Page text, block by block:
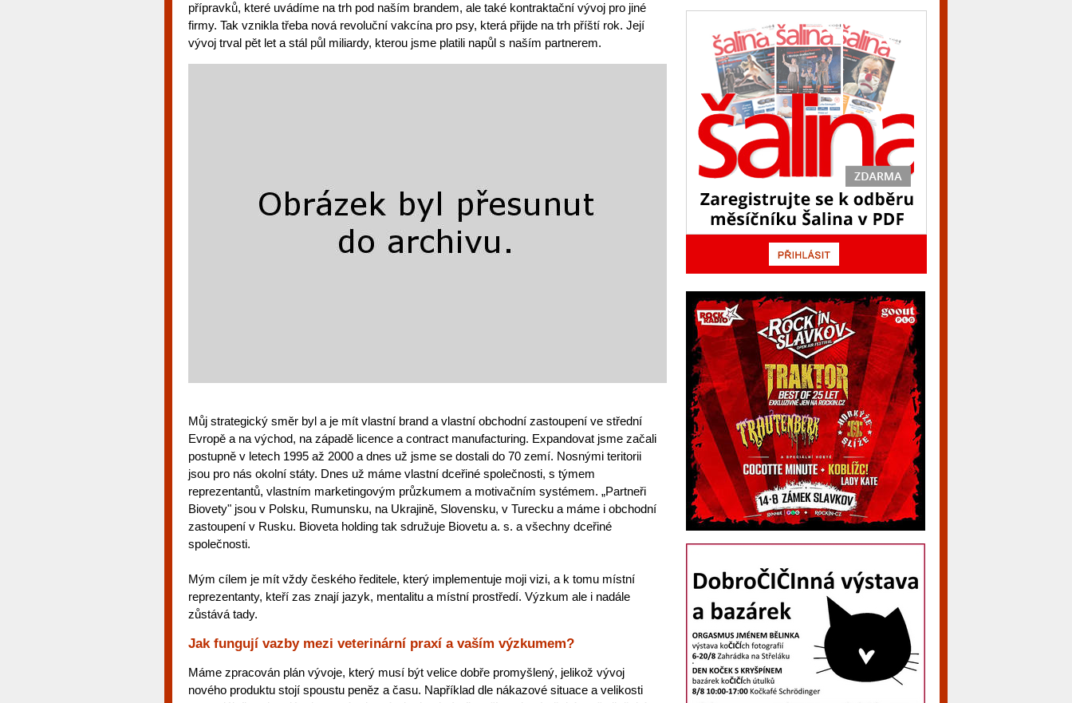
přípravků, které uvádíme na trh pod naším brandem, ale také kontraktační vývoj pro jiné
firmy. Tak vznikla třeba nová revoluční vakcína pro psy, která přijde na trh příští rok. Její
vývoj trval pět let a stál půl miliardy, kterou jsme platili napůl s naším partnerem.
Můj strategický směr byl a je mít vlastní brand a vlastní obchodní zastoupení ve střední
Evropě a na východ, na západě licence a contract manufacturing. Expandovat jsme začali
postupně v letech 1995 až 2000 a dnes už jsme se dostali do 70 zemí. Nosnými teritorii
jsou pro nás okolní státy. Dnes už máme vlastní dceřiné společnosti, s týmem
reprezentantů, vlastním marketingovým průzkumem a motivačním systémem. „Partneři
Biovety" jsou v Polsku, Rumunsku, na Ukrajině, Slovensku, v Turecku a máme i obchodní
zastoupení v Rusku. Bioveta holding tak sdružuje Biovetu a. s. a všechny dceřiné
společnosti.
Mým cílem je mít vždy českého ředitele, který implementuje moji vizi, a k tomu místní
reprezentanty, kteří zas znají jazyk, mentalitu a místní prostředí. Výzkum ale i nadále
zůstává tady.
Jak fungují vazby mezi veterinární praxí a vaším výzkumem?
Máme zpracován plán vývoje, který musí být velice dobře promyšlený, jelikož vývoj
nového produktu stojí spoustu peněz a času. Například dle nákazové situace a velikosti